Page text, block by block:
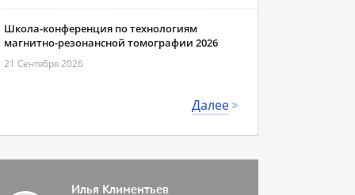
Школа-конференция по технологиям
магнитно-резонансной томографии 2026
21 Сентября 2026
Далее
Илья Климентьев